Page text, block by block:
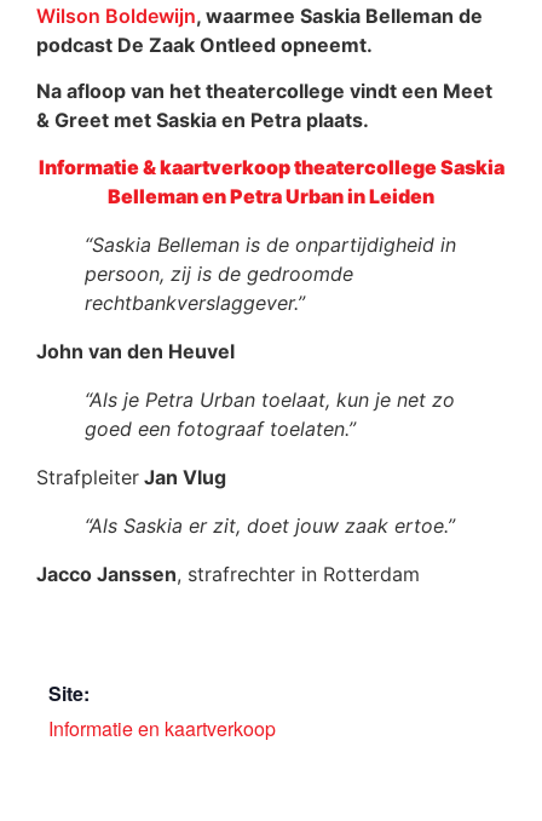
Wilson Boldewijn, waarmee Saskia Belleman de
podcast De Zaak Ontleed opneemt.
Na afloop van het theatercollege vindt een Meet
& Greet met Saskia en Petra plaats.
Informatie & kaartverkoop theatercollege Saskia
Belleman en Petra Urban in Leiden
“Saskia Belleman is de onpartijdigheid in
persoon, zij is de gedroomde
rechtbankverslaggever.”
John van den Heuvel
“Als je Petra Urban toelaat, kun je net zo
goed een fotograaf toelaten.”
Strafpleiter Jan Vlug
“Als Saskia er zit, doet jouw zaak ertoe.”
Jacco Janssen, strafrechter in Rotterdam
Site:
Informatie en kaartverkoop